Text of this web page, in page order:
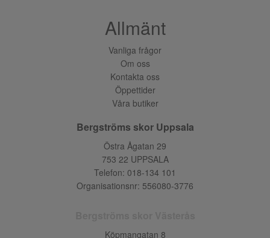
Allmänt
Vanliga frågor
Om oss
Kontakta oss
Öppettider
Våra butiker
Bergströms skor Uppsala
Östra Ågatan 29
753 22 UPPSALA
Telefon: 018-134 101
Organisationsnr: 556080-3776
Köpmangatan 8